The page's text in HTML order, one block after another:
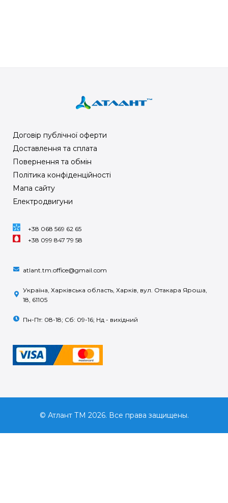
Договір публічної оферти
Доставлення та сплата
Повернення та обмін
Політика конфіденційності
Мапа сайту
Електродвигуни
+38 068 569 62 65
+38 099 847 79 58
atlant.tm.office@gmail.com
Україна, Харківська область, Харків, вул. Отакара Яроша,
18, 61105
Пн-Пт: 08-18; Сб: 09-16; Нд - вихідний
© Атлант ТМ 2026. Все права защищены.